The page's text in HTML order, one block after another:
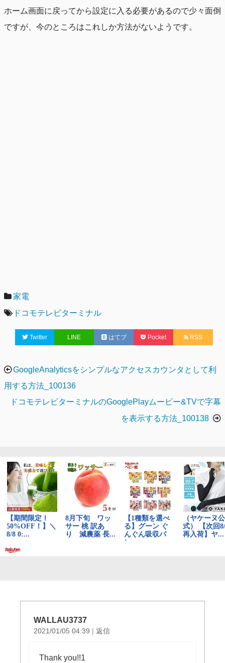
ホーム画面に戻ってから設定に入る必要があるので少々面倒
ですが、今のところはこれしか方法がないようです。
カ
テ
ゴ
リ
家電
タ
グ
ドコモテレビターミナル
Twitter LINE はてブ Pocket RSS
投
稿
シ
ョ
ン
GoogleAnalyticsをシンプルなアクセスカウンタとして利
用する方法_100136
ドコモテレビターミナルのGooglePlayムービー&TVで字幕
を表示する方法_100138
WALLAU3737
2021/01/05 04:39 | 返信
Thank you!!1